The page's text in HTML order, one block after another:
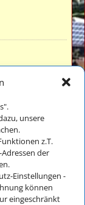
unsere
z.T.
der
Einstellungen -
können
eingeschränkt